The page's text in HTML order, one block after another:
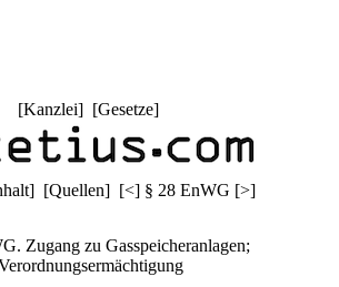
[Kanzlei] [Gesetze]
] [Quellen] [<] § 28 EnWG [>]
Zugang zu Gasspeicheranlagen;